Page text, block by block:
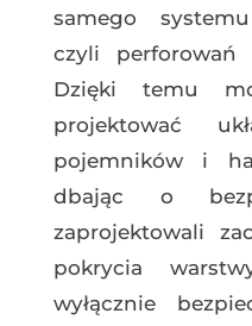
samego systemu
czyli perforowań
Dzięki temu
projektować
pojemników i
dbając o
zaprojektowali
pokrycia
wyłącznie